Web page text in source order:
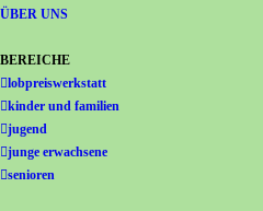
Gemeinschaft Immanuel
ÜBER UNS
BEREICHE
lobpreiswerkstatt
kinder und familien
jugend
junge erwachsene
senioren